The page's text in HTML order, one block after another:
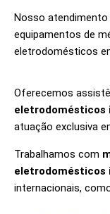
Nosso atendimento
equipamentos de
eletrodomésticos
Oferecemos
eletrodomésticos
atuação exclusiva
Trabalhamos com
eletrodomésticos
internacionais,